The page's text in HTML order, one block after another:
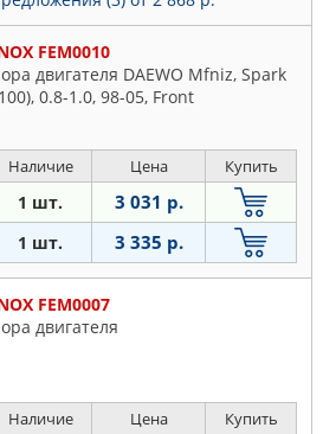
FEM0010
двигателя DAEWO Mfniz, Spark
0.8-1.0, 98-05, Front
Наличие Цена Купить
1 шт. 3 031 р.
1 шт. 3 335 р.
FEM0007
двигателя
Наличие Цена Купить